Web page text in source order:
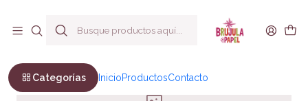
Categorías InicioProductosContacto
DEPORTES y vida saludable